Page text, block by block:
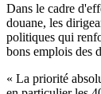
Dans le cadre
douane, les
politiques qui
bons emplois des
« La priorité